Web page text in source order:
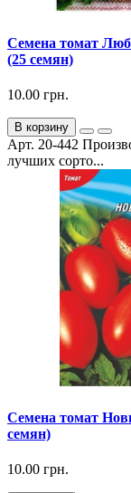
Семена томат
(25 семян)
10.00 грн.
В корзину
Арт. 20-442
лучших сорто...
Семена томат
семян)
10.00 грн.